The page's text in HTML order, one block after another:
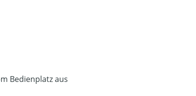
Bedienplatz aus